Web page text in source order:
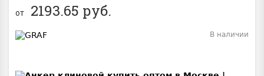
от 2193.65 руб.
В наличии